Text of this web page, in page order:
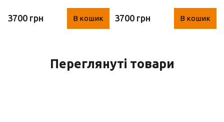
(AQUANOVA,
Dusty Pink)
3700 грн В кошик
(AQUANOVA,
хакі)
3700 грн В кошик
Переглянуті товари